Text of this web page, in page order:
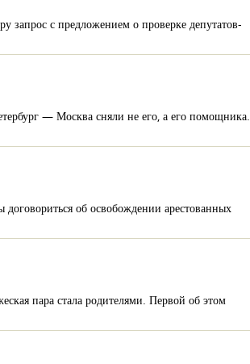
запрос с предложением о проверке депутатов-
— Москва сняли не его, а его помощника.
об освобождении арестованных
пара стала родителями. Первой об этом